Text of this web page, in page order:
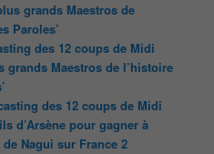
grands Maestros de
Paroles’
des 12 coups de Midi
grands Maestros de l’histoire
des 12 coups de Midi
d’Arsène pour gagner à
Nagui sur France 2